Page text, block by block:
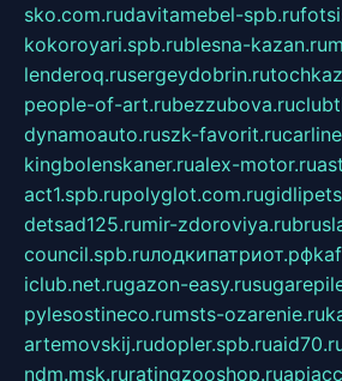
sko.com.rudavitamebel-spb.ru
kokoroyari.spb.rublesna-kazan.ru
lenderoq.rusergeydobrin.ru
people-of-art.rubezzubova.ru
dynamoauto.ruszk-favorit.ru
kingbolenskaner.rualex-motor.ru
act1.spb.rupolyglot.com.ru
detsad125.rumir-zdoroviya.ru
council.spb.ruлодкипатриот.рф
iclub.net.rugazon-easy.ru
pylesostineco.rumsts-ozarenie.ru
artemovskij.rudopler.spb.ru
ndm.msk.ruratingzooshop.ru